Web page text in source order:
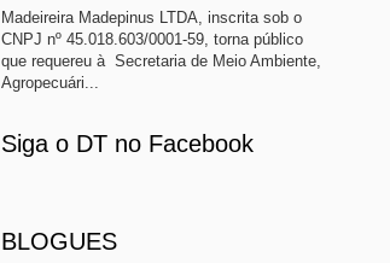
Madeireira Madepinus LTDA, inscrita sob o
CNPJ nº 45.018.603/0001-59, torna público
que requereu à Secretaria de Meio Ambiente,
Agropecuári...
Siga o DT no Facebook
BLOGUES